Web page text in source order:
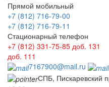
Прямой мобильный
+7 (812) 716-79-00
+7 (812) 716-79-11
Стационарный телефон
+7 (812) 331-75-85 доб. 131
доб. 111
7167900@mail.ru
СПБ, Пискаревский